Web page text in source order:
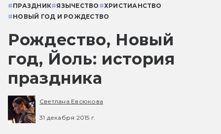
#ПРАЗДНИК#ЯЗЫЧЕСТВО #ХРИСТИАНСТВО
#НОВЫЙ ГОД И РОЖДЕСТВО
Рождество, Новый
год, Йоль: история
праздника
Светлана Евсюкова
31 декабря 2015 г.